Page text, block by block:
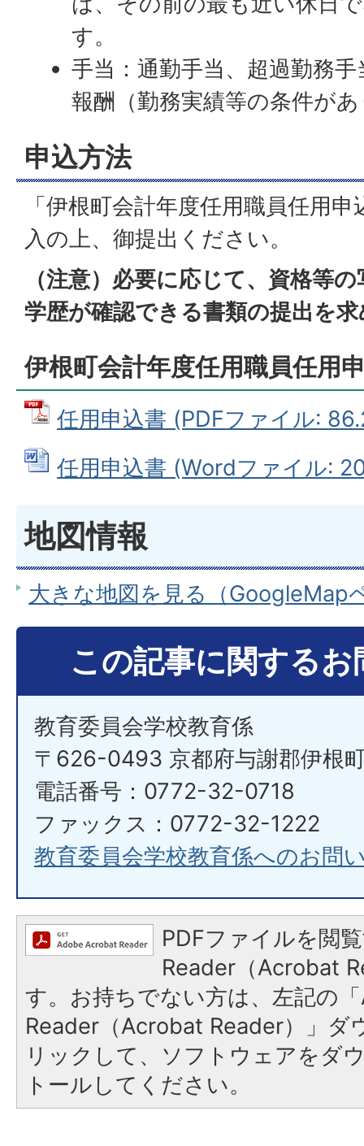
す。
手当：通勤手当、超過勤務
報酬（勤務実績等の条件が
申込方法
「伊根町会計年度任用職員任用
入の上、御提出ください。
（注意）必要に応じて、資格等
学歴が確認できる書類の提出を
伊根町会計年度任用職員任用
任用申込書 (PDFファイル:
任用申込書 (Wordファイル:
地図情報
大きな地図を見る（GoogleMap
この記事に関する
教育委員会学校教育係
〒626-0493 京都府与謝郡伊根
電話番号：0772-32-0718
ファックス：0772-32-1222
教育委員会学校教育係へのお問
PDFファイルを閲
Reader（Acrobat
す。お持ちでない方は、左記の
Reader（Acrobat Reader）」ダ
リックして、ソフトウェアをダ
トールしてください。